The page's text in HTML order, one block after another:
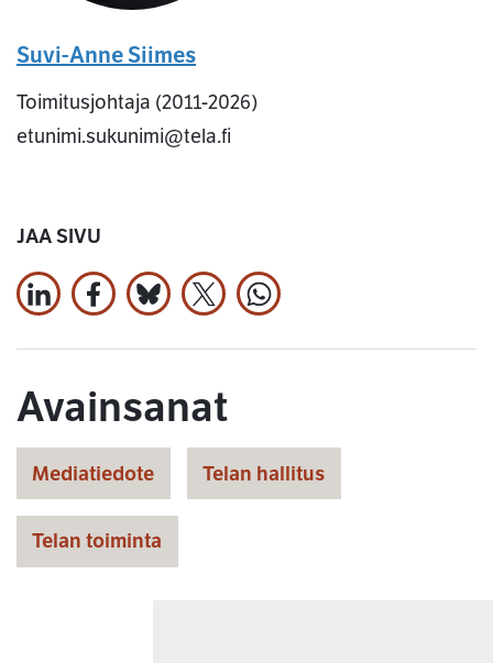
Suvi-Anne Siimes
Toimitusjohtaja (2011-2026)
etunimi.sukunimi@tela.fi
JAA SIVU
Jaa LinkedInissä
Jaa Facebookissa
Jaa Bluesky:ssa
Jaa X:ssäJaa WhatsApissa
Avainsanat
Mediatiedote Telan hallitus
Telan toiminta